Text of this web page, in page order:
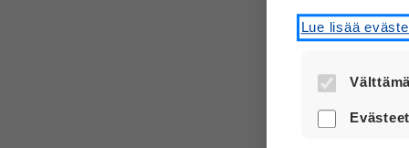
Lue lisää
Nämä
turvallisesti.